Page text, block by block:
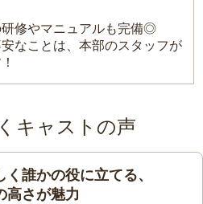
修やマニュアルも完備◎
なことは、本部のスタッフが
キャストの声
く誰かの役に立てる、
高さが魅力